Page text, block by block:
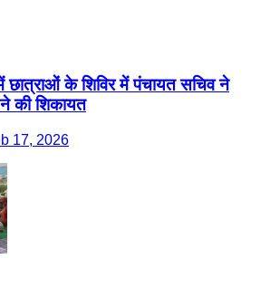
छात्राओं के शिविर में पंचायत सचिव ने
ने की शिकायत
17, 2026